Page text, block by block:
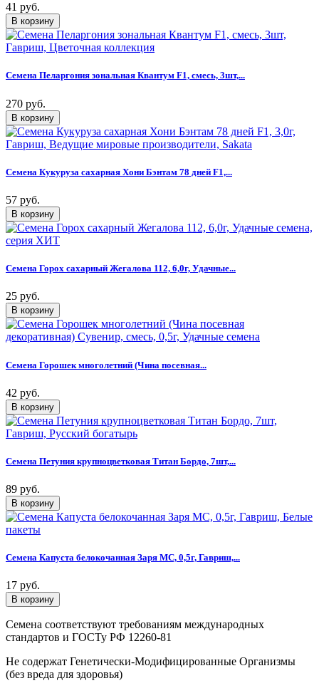
41 руб.
Семена Пеларгония зональная Квантум F1, смесь, 3шт,...
270 руб.
Семена Кукуруза сахарная Хони Бэнтам 78 дней F1,...
57 руб.
Семена Горох сахарный Жегалова 112, 6,0г, Удачные...
25 руб.
Семена Горошек многолетний (Чина посевная...
42 руб.
Семена Петуния крупноцветковая Титан Бордо, 7шт,...
89 руб.
Семена Капуста белокочанная Заря МС, 0,5г, Гавриш,...
17 руб.
Семена соответствуют требованиям международных
стандартов и ГОСТу РФ 12260-81
Не содержат Генетически-Модифицированные Организмы
(без вреда для здоровья)